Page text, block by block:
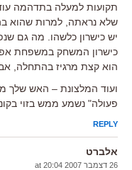
תקועות למעלה בתדהמה
שלא נראתה, למרות שהוא
יש כישרון כלשהו. מה גם
כישרון המשחק במשפחת
הוא קצת מרגיז בהתחלה,
ועוד המלצונת – האש שלך
פעולה" נשמע ממש בזוי
REPLY
אלברט
26 דצמבר 2007 at 20:04